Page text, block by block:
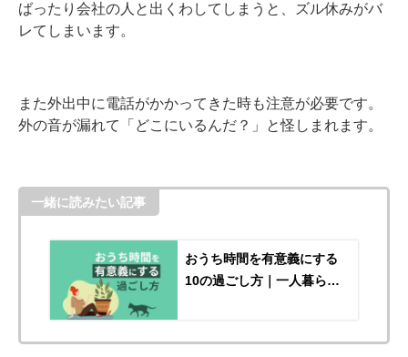
ばったり会社の人と出くわしてしまうと、ズル休みがバ
レてしまいます。
また外出中に電話がかかってきた時も注意が必要です。
外の音が漏れて「どこにいるんだ？」と怪しまれます。
一緒に読みたい記事
おうち時間を有意義にする
10の過ごし方｜一人暮らし